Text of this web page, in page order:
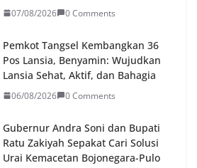
07/08/2026 0 Comments
Pemkot Tangsel Kembangkan 36
Pos Lansia, Benyamin: Wujudkan
Lansia Sehat, Aktif, dan Bahagia
06/08/2026 0 Comments
Gubernur Andra Soni dan Bupati
Ratu Zakiyah Sepakat Cari Solusi
Urai Kemacetan Bojonegara-Pulo